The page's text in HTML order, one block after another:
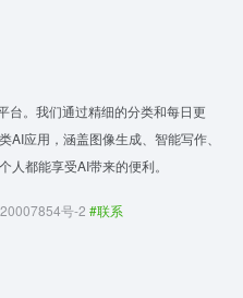
台。我们通过精细的分类和每日更
应用，涵盖图像生成、智能写作、
都能享受AI带来的便利。
号-2 #联系